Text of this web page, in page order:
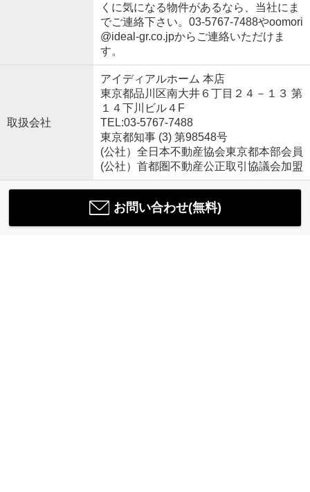
くに気になる物件があるなら、当社にま
でご連絡下さい。03-5767-7488やoomori
@ideal-gr.co.jpからご連絡いただけま
す。
取扱会社
アイディアルホーム 本店
東京都品川区南大井６丁目２４－１３ 第
１４下川ビル４F
TEL:03-5767-7488
東京都知事 (3) 第98548号
(公社）全日本不動産協会東京都本部会員
(公社）首都圏不動産公正取引協議会加盟
お問い合わせ(無料)